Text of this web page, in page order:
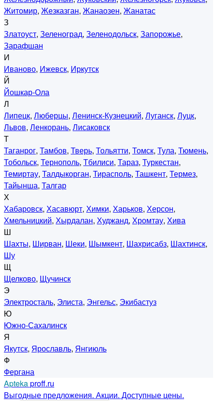
Житомир, Жезказган, Жанаозен, Жанатас
З
Златоуст, Зеленоград, Зеленодольск, Запорожье,
Зарафшан
И
Иваново, Ижевск, Иркутск
Й
Йошкар-Ола
Л
Липецк, Люберцы, Ленинск-Кузнецкий, Луганск, Луцк,
Львов, Ленкорань, Лисаковск
Т
Таганрог, Тамбов, Тверь, Тольятти, Томск, Тула, Тюмень,
Тобольск, Тернополь, Тбилиси, Тараз, Туркестан,
Темиртау, Талдыкорган, Тирасполь, Ташкент, Термез,
Тайынша, Талгар
Х
Хабаровск, Хасавюрт, Химки, Харьков, Херсон,
Хмельницкий, Хырдалан, Худжанд, Хромтау, Хива
Ш
Шахты, Ширван, Шеки, Шымкент, Шахрисабз, Шахтинск,
Шу
Щ
Щелково, Щучинск
Э
Электросталь, Элиста, Энгельс, Экибастуз
Ю
Южно-Сахалинск
Я
Якутск, Ярославль, Янгиюль
Ф
Фергана
Aptekaproff.ru
Выгодные предложения. Акции. Доступные цены.